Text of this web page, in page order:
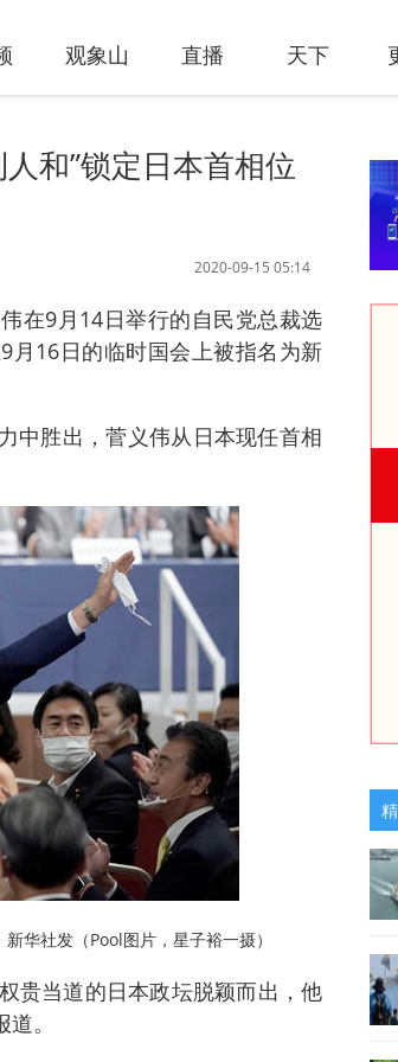
观象山 直播 天下
和”锁定日本首相位
2020-09-15 05:14
在9月14日举行的自民党总裁选
月16日的临时国会上被指名为新
中胜出，菅义伟从日本现任首相
华社发（Pool图片，星子裕一摄）
贵当道的日本政坛脱颖而出，他
。